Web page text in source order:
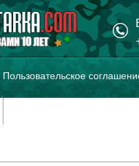
Пользовательское